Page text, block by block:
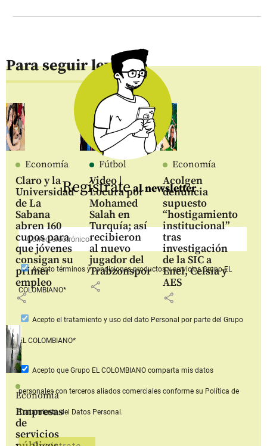
Para seguir leyendo
Economía
Claro y la
Universidad
de La
Sabana
abren 160
cupos para
que jóvenes
consigan su
primer
empleo
share
Fútbol
Video |
Locura por
Mohamed
Salah en
Turquía; así
recibieron
al nuevo
jugador del
Trabzonspor
share
Economía
Acolgen
denuncia
supuesto
“hostigamiento
institucional”
tras
investigación
de la SIC a
Enel, Celsia y
AES
share
Economía
Empresas
de
servicios
Regístrateal newsletter
Aceptotérminos y condiciones productos y serviciosGrupo EL
COLOMBIANO*
Acepto el tratamiento y uso del dato Personal por parte del Grupo
EL COLOMBIANO*
Acepto que Grupo EL COLOMBIANOcomparta mis datos
personales con terceros aliados comerciales conforme su Política de
Tratamiento del Datos Personal.